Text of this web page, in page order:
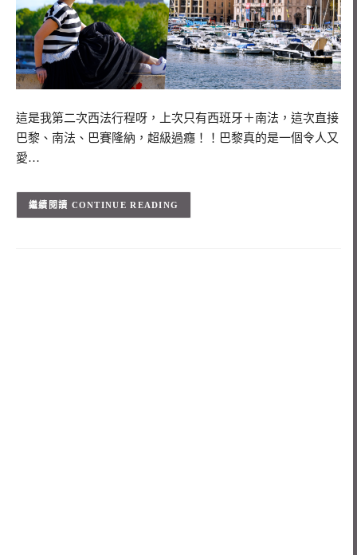
這是我第二次西法行程呀，上次只有西班牙＋南法，這次直接
巴黎、南法、巴賽隆納，超級過癮！！巴黎真的是一個令人又
愛…
CONTINUE READING